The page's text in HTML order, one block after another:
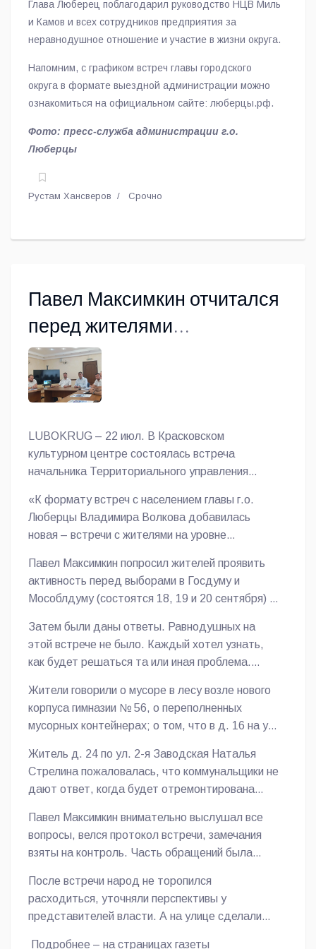
другие», - отметил Владимир Волков.
Глава Люберец поблагодарил руководство НЦВ Миль
и Камов и всех сотрудников предприятия за
неравнодушное отношение и участие в жизни округа.
Напомним, с графиком встреч главы городского
округа в формате выездной администрации можно
ознакомиться на официальном сайте: люберцы.рф.
Фото: пресс-служба администрации г.о.
Люберцы
Рустам Хансверов Срочно
Павел Максимкин отчитался
перед жителями
Люберецкого округа и
ответил на вопросы
LUBOKRUG – 22 июл. В Красковском
культурном центре состоялась встреча
начальника Территориального управления
городского округа Люберцы Павла Максимкина с
жителями, сообщает корреспондент газеты
«Люберецкий округ».
«К формату встреч с населением главы г.о.
Люберцы Владимира Волкова добавилась
новая – встречи с жителями на уровне
начальником теруправления приехали депутаты
Вячеслав Губин, Леонид Слонимский и Артем
Данилов, представляющие в Совете фракцию
партии «Единая Россия», руководители
управляющих компаний, представители
общественных организаций, уличных комитетов.
том, как развиваются Малаховка, Красково и
близлежащие населенные пункты. Ничего
выдумывать не надо – все преобразования
происходят на глазах жителей. Так, на
территории работают 14 УК, 10 ТСЖ, 37 СНТ,
два дорожных предприятия, 137 рабочих
Отлажен вывоз мусора с контейнерных
площадок силами «Эколайн-Воскресенск».
Ведутся масштабные работы по
карьера. Уже в конце года начнутся работы по
Парку Победы. Сейчас ведется его
проектирование. Установлено 1100 видеокамер
наблюдения, будут установлены еще 50. По
Павел Максимкин попросил жителей проявить
активность перед выборами в Госдуму и
Мособлдуму (состоятся 18, 19 и 20 сентября) и
Народную программу.
Затем были даны ответы. Равнодушных на
этой встрече не было. Каждый хотел узнать,
как будет решаться та или иная проблема.
территорию возле мемориальной доски
участнику войны Николаю Шкодину по адресу:
ул. К.Маркса, 117/13. Татьяна Беличева
обратила внимание на необходимость скосить
высокую траву возле домов №№ 1,3 на ул.
Школьной. Светлана Васильева просила
Жители говорили о мусоре в лесу возле нового
корпуса гимназии № 56, о переполненных
мусорных контейнерах; о том, что в д. 16 на ул.
лифте на надземном пешеходном переходе
через Егорьевское шоссе; о том, что надо
ускорить возведение детской площадки на ул.
Лорха, дд. 5,7. Активность проявили люди из
нового микрорайона «Легенда Коренево».
Житель д. 24 по ул. 2-я Заводская Наталья
Стрелина пожаловалась, что коммунальщики не
дают ответ, когда будет отремонтирована
Павел Максимкин внимательно выслушал все
вопросы, велся протокол встречи, замечания
взяты на контроль. Часть обращений была
руководителя УК «Качественный сервис».
После встречи народ не торопился
расходиться, уточняли перспективы у
представителей власти. А на улице сделали
Подробнее – на страницах газеты